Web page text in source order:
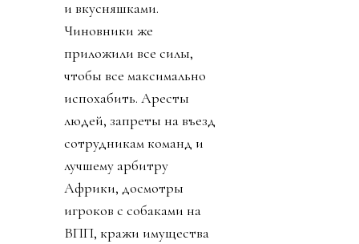
и вкусняшками.
Чиновники же
приложили все силы,
чтобы все максимально
испохабить. Аресты
людей, запреты на въезд
сотрудникам команд и
лучшему арбитру
Африки, досмотры
игроков с собаками на
ВПП, кражи имущества